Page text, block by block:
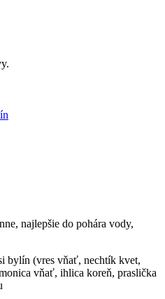
najlepšie do pohára vody,
bylín (vres vňať, nechtík kvet,
vňať, ihlica koreň, praslička